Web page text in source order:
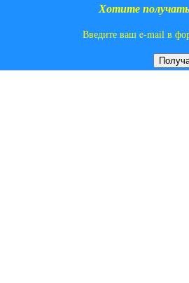
Хотите
Введите ваш e-mail в